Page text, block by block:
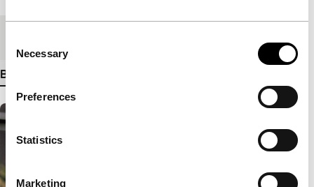
Selection
Necessary
Preferences
Statistics
Marketing
Bekijk meer details